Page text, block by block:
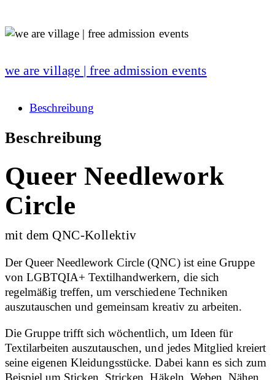
we are village | free admission events
Beschreibung
Beschreibung
Queer Needlework
Circle
mit dem QNC-Kollektiv
Der Queer Needlework Circle (QNC) ist eine Gruppe
von LGBTQIA+ Textilhandwerkern, die sich
regelmäßig treffen, um verschiedene Techniken
auszutauschen und gemeinsam kreativ zu arbeiten.
Die Gruppe trifft sich wöchentlich, um Ideen für
Textilarbeiten auszutauschen, und jedes Mitglied kreiert
seine eigenen Kleidungsstücke. Dabei kann es sich zum
Beispiel um Sticken, Stricken, Häkeln, Weben, Nähen,